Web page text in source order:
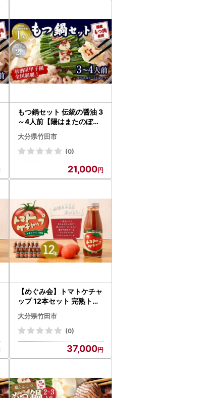
もつ鍋セット 伝統の醤油 3
～4人前【陽はまたのぼる
】
大分県竹田市
(0)
21,000
【めぐみ会】トマトケチャ
ップ 12本セット 完熟トマ
ト 手作り
大分県竹田市
(0)
37,000